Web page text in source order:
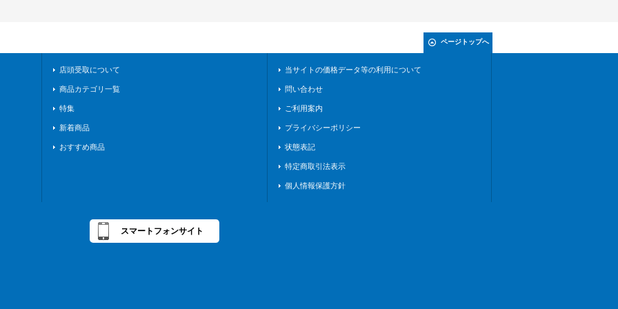
ページトップへ
店頭受取について
商品カテゴリ一覧
特集
新着商品
おすすめ商品
当サイトの価格データ等の利用について
問い合わせ
ご利用案内
プライバシーポリシー
状態表記
特定商取引法表示
個人情報保護方針
スマートフォンサイト